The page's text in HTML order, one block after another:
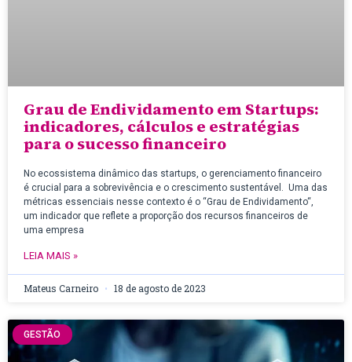
Grau de Endividamento em Startups:
indicadores, cálculos e estratégias
para o sucesso financeiro
No ecossistema dinâmico das startups, o gerenciamento financeiro
é crucial para a sobrevivência e o crescimento sustentável. Uma das
métricas essenciais nesse contexto é o “Grau de Endividamento“,
um indicador que reflete a proporção dos recursos financeiros de
uma empresa
LEIA MAIS »
Mateus Carneiro 18 de agosto de 2023
GESTÃO